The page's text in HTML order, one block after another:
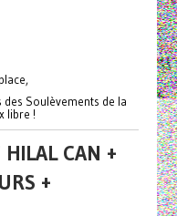
des Soulèvements de la
libre !
CAN +
+